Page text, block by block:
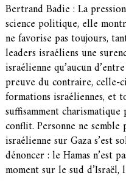
Bertrand Badie : La
science politique, elle
ne favorise pas toujours,
leaders israéliens une
israélienne qu’aucun
preuve du contraire, celle-
formations israéliennes, et
suffisamment
conflit. Personne ne
israélienne sur Gaza s’est
dénoncer : le Hamas n’est
moment sur le sud